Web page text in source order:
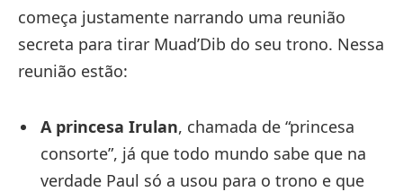
começa justamente narrando uma reunião
secreta para tirar Muad’Dib do seu trono. Nessa
reunião estão:
A princesa Irulan, chamada de “princesa
consorte”, já que todo mundo sabe que na
verdade Paul só a usou para o trono e que